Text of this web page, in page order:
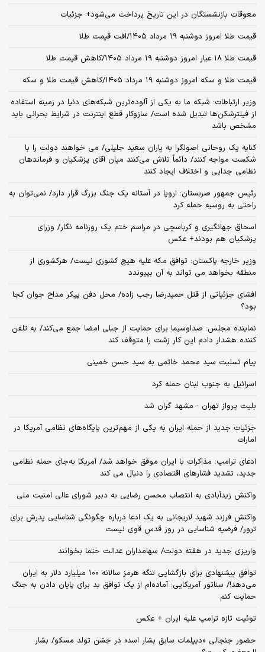
معوقات بازنشستگان در این تاریخ پرداخت می‌شود+ جزئیات
قیمت طلا امروز دوشنبه ۱۹ مرداد ۱۴۰۵/افت قیمت طلا
قیمت طلا ۱۸ عیار امروز دوشنبه ۱۹ مرداد ۱۴۰۵/کاهش قیمت طلا
قیمت طلا و سکه امروز دوشنبه ۱۹ مرداد ۱۴۰۵/کاهش قیمت طلا و سکه
وزیر ارتباطات: شبکه ما به یکی از آلوده‌ترین شبکه‌های دنیا در زمینه استفاده
از فیلترشکن‌ها تبدیل شده است/ سازوکار قطع اینترنت در شرایط بحرانی باید
مشخص باشد
کنایه یک روحانی اصولگرا به یاران سعید جلیلی/ می خواهند دولت را با
شکست مواجه کنند/ دائماً تلاش می‌کنند میان آقای پزشکیان و فرماندهان
نظامی جدایی و اختلاف ایجاد کنند
رئیس جمهور صربستان: اروپا در آستانه یک جنگ بزرگ قرار دارد/ نمی‌توان به
راحتی به روسیه حمله کرد
اسحاق جهانگیری و کرباسچی در مراسم ختم یک روزنامه نگار/ وزرای
پزشکیان هم بودند+ عکس
وزیر خارجه پاکستان: توافق مکه علیه هیچ کشوری نیست/ هرکشوری از
منطقه بخواهد می تواند به آن بپیوندد
افشای جزئیاتی از قتل حمیدرضا رجب زاده/ محل دفن پیکر مداح جوان کجا
بود؟
نماینده مجلس: صداوسیما برای حمایت از جبلی امضا جمع می‌کند/ به تلفن
کننده هشدار دادم این کار زشت را متوقف کند
پیام تسلیت سید محمد خاتمی به سید حسن خمینی
اسرائیل به جنوب لبنان حمله کرد
بلیت پرواز تهران - مشهد گران شد
جزئیات جدید از حمله ایران به یکی از مهم‌ترین پایگاه‌های نظامی آمریکا در
امارات
ادعای ترامپ: مذاکرات با ایران موفق خواهد شد/ آمریکا به‌جای حمله نظامی
جدید، تشدید فشارهای اقتصادی را دنبال می کند
واکنش زیدآبادی به انتصاب محسن رضایی به دبیر شورای عالی امنیت ملی
واکنش فرزند شهید لاریجانی به یک ادعا درباره چگونگی شناسایی پدرش برای
ترور/ فرضیه شناسایی در روز قدس قوی نیست
واریزی جدید در هفته دولت/ سهامداران عدالت حتما بخوانند
توافق پیشنهادی برای بازگشایی تنگه هرمز سالانه ۱۰۰ میلیارد دلار به ایران
می‌دهد!/ سناتور آمریکایی: آماده‌ام از یک توافق بد برای پایان دادن به جنگ
حمایت کنم
توئیت تازه ترامپ علیه ایران + عکس
حضور جنجالی «دیپلمات سابق بشار اسد» در جشن تولد مسکو/ بشار